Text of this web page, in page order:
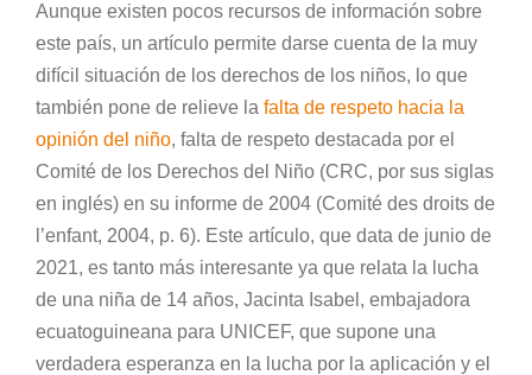
Aunque existen pocos recursos de información sobre
este país, un artículo permite darse cuenta de la muy
difícil situación de los derechos de los niños, lo que
también pone de relieve la falta de respeto hacia la
opinión del niño, falta de respeto destacada por el
Comité de los Derechos del Niño (CRC, por sus siglas
en inglés) en su informe de 2004 (Comité des droits de
l’enfant, 2004, p. 6). Este artículo, que data de junio de
2021, es tanto más interesante ya que relata la lucha
de una niña de 14 años, Jacinta Isabel, embajadora
ecuatoguineana para UNICEF, que supone una
verdadera esperanza en la lucha por la aplicación y el